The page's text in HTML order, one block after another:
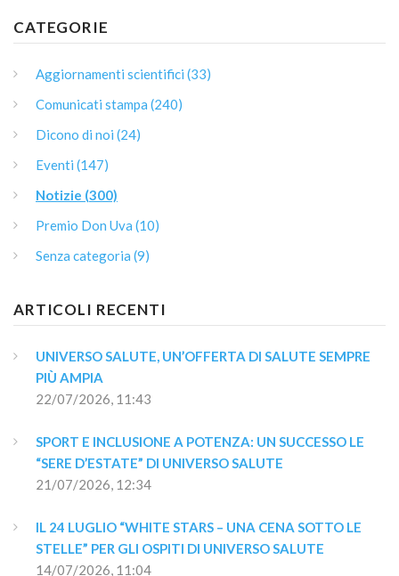
CATEGORIE
Aggiornamenti scientifici (33)
Comunicati stampa (240)
Dicono di noi (24)
Eventi (147)
Notizie (300)
Premio Don Uva (10)
Senza categoria (9)
ARTICOLI RECENTI
UNIVERSO SALUTE, UN’OFFERTA DI SALUTE SEMPRE
PIÙ AMPIA
22/07/2026, 11:43
SPORT E INCLUSIONE A POTENZA: UN SUCCESSO LE
“SERE D’ESTATE” DI UNIVERSO SALUTE
21/07/2026, 12:34
IL 24 LUGLIO “WHITE STARS – UNA CENA SOTTO LE
STELLE” PER GLI OSPITI DI UNIVERSO SALUTE
14/07/2026, 11:04